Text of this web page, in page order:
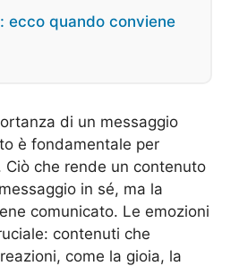
ecco quando conviene
di un messaggio
è fondamentale per
Ciò che rende un contenuto
in sé, ma la
comunicato. Le emozioni
contenuti che
come la gioia, la